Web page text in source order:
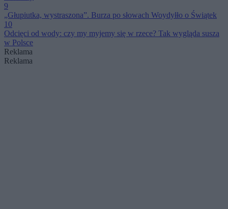
9
„Głupiutka, wystraszona”. Burza po słowach Woydyłło o Świątek
10
Odcięci od wody: czy my myjemy się w rzece? Tak wygląda susza
w Polsce
Reklama
Reklama